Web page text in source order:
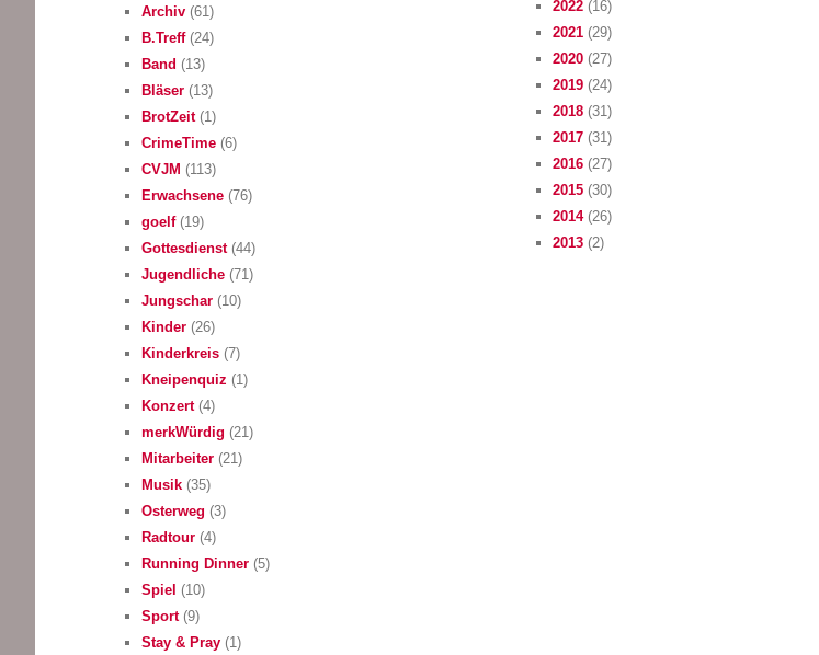
Archiv (61)
B.Treff(24)
Band (13)
Bläser (13)
BrotZeit(1)
CrimeTime (6)
CVJM (113)
Erwachsene (76)
goelf(19)
Gottesdienst(44)
Jugendliche (71)
Jungschar (10)
Kinder (26)
Kinderkreis (7)
Kneipenquiz (1)
Konzert(4)
merkWürdig (21)
Mitarbeiter (21)
Musik (35)
Osterweg (3)
Radtour (4)
Running Dinner (5)
Spiel (10)
Sport(9)
Stay & Pray (1)
2022 (16)
2021 (29)
2020 (27)
2019 (24)
2018 (31)
2017 (31)
2016 (27)
2015 (30)
2014(26)
2013 (2)